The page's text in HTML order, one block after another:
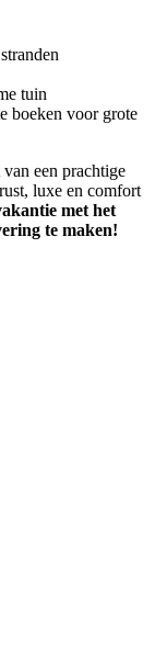
tuin
boeken voor grote
een prachtige
luxe en comfort
met het
te maken!